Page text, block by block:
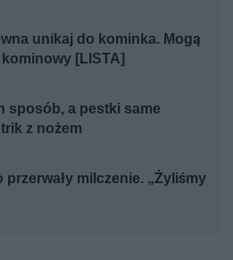
unikaj do kominka. Mogą
[LISTA]
sposób, a pestki same
z nożem
przerwały milczenie. „Żyliśmy